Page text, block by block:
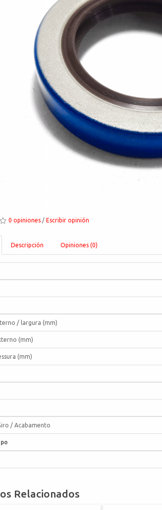
0 opiniones / Escribir opinión
Descripción Opiniones (0)
/ largura (mm)
(mm)
(mm)
/ Acabamento
Relacionados